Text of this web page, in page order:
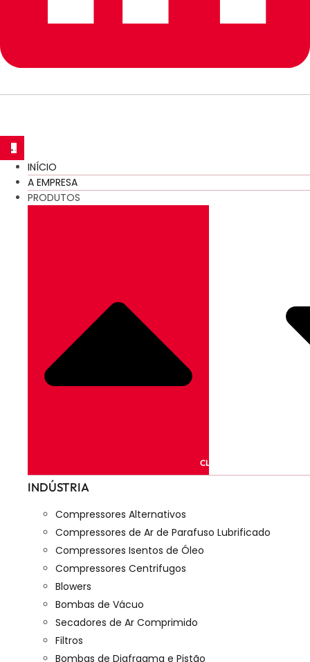
INÍCIO
A EMPRESA
PRODUTOS
CLOSE PRODUTOS
INDÚSTRIA
Compressores Alternativos
Compressores de Ar de Parafuso Lubrificado
Compressores Isentos de Óleo
Compressores Centrifugos
Blowers
Bombas de Vácuo
Secadores de Ar Comprimido
Filtros
Bombas de Diafragma e Pistão